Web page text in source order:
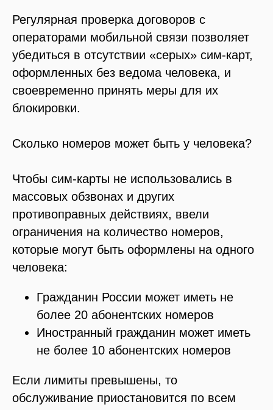
Регулярная проверка договоров с
операторами мобильной связи позволяет
убедиться в отсутствии «серых» сим-карт,
оформленных без ведома человека, и
своевременно принять меры для их
блокировки.
Сколько номеров может быть у человека?
Чтобы сим-карты не использовались в
массовых обзвонах и других
противоправных действиях, ввели
ограничения на количество номеров,
которые могут быть оформлены на одного
человека:
Гражданин России может иметь не
более 20 абонентских номеров
Иностранный гражданин может иметь
не более 10 абонентских номеров
Если лимиты превышены, то
обслуживание приостановится по всем